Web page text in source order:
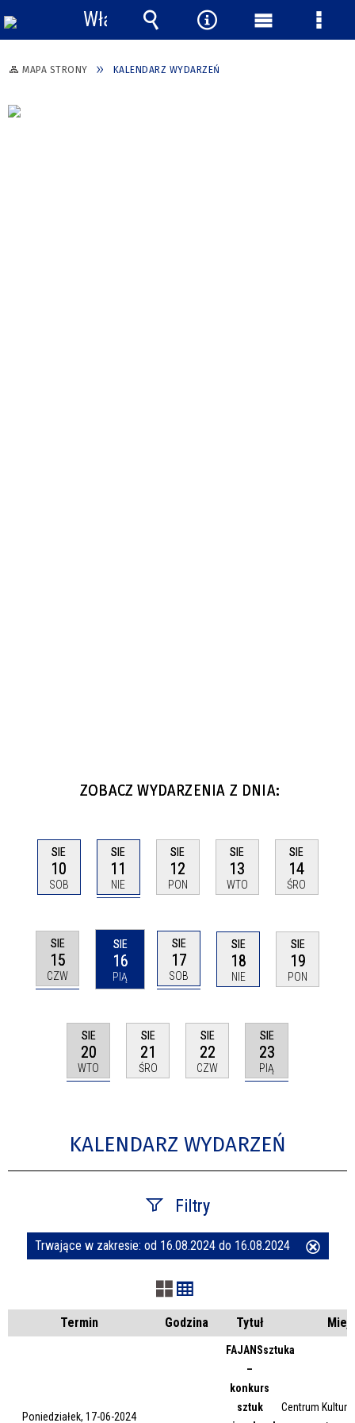
MAPA STRONY KALENDARZ WYDARZEŃ
ZOBACZ WYDARZENIA Z DNIA:
SIE
10
SOB
SIE
11
NIE
SIE
12
PON
SIE
13
WTO
SIE
14
ŚRO
SIE
15
CZW
SIE
16
PIĄ
SIE
17
SOB
SIE
18
NIE
SIE
19
PON
SIE
20
WTO
SIE
21
ŚRO
SIE
22
CZW
SIE
23
PIĄ
KALENDARZ WYDARZEŃ
Filtry
Szukana fraza
Kategoria
Trwające w zakresie: od 16.08.2024 do 16.08.2024
Termin Godzina Tytuł
Poniedziałek, 17-06-2024
FAJANSsztuka
–
konkurs
sztuk
Centrum Kultury
Włącz
powiadomienia
Wyszukiwarka
Narzędzia
Menu Menu